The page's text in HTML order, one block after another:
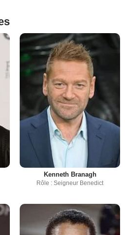
Kenneth Branagh
Rôle : Seigneur Benedict